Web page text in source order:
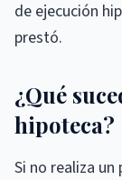
de ejecución
prestó.
¿Qué
hipoteca?
Si no realiza